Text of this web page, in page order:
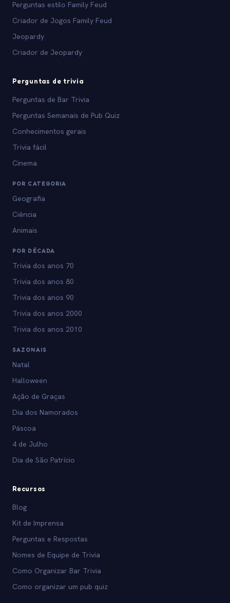
Perguntas estilo Family Feud
Criador de Jogos Family Feud
Jeopardy
Criador de Jeopardy
Perguntas de trivia
Perguntas de Bar Trivia
Perguntas Semanais de Pub Quiz
Conhecimentos gerais
Trivia fácil
Cinema
POR CATEGORIA
Geografia
Ciência
Animais
POR DÉCADA
Trivia dos anos 70
Trivia dos anos 80
Trivia dos anos 90
Trivia dos anos 2000
Trivia dos anos 2010
SAZONAIS
Natal
Halloween
Ação de Graças
Dia dos Namorados
Páscoa
4 de Julho
Dia de São Patrício
Recursos
Blog
Kit de Imprensa
Perguntas e Respostas
Nomes de Equipe de Trivia
Como Organizar Bar Trivia
Como organizar um pub quiz